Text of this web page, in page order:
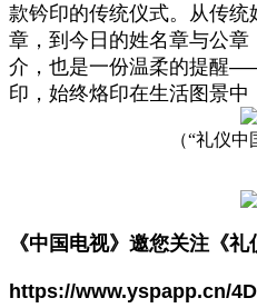
款钤印的传统仪式。从传
章，到今日的姓名章与公
介，也是一份温柔的提醒
印，始终烙印在生活图景中
（“礼仪中
《中国电视》邀您关注《礼
https://www.yspapp.cn/